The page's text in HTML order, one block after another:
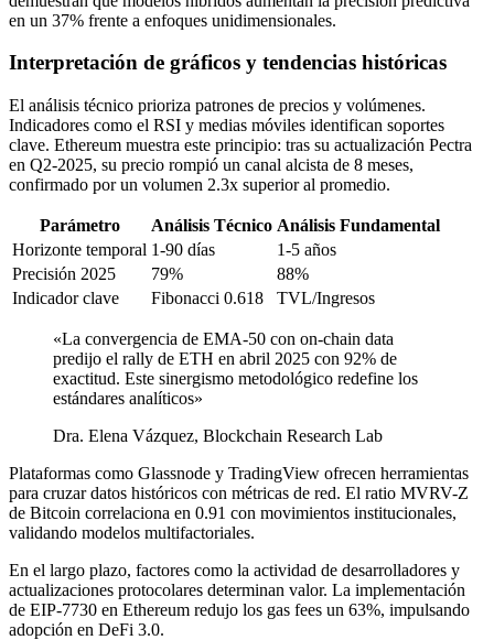
en un 37% frente a enfoques unidimensionales.
Interpretación de gráficos y tendencias históricas
El análisis técnico prioriza patrones de precios y volúmenes.
Indicadores como el RSI y medias móviles identifican soportes
clave. Ethereum muestra este principio: tras su actualización Pectra
en Q2-2025, su precio rompió un canal alcista de 8 meses,
confirmado por un volumen 2.3x superior al promedio.
Parámetro Análisis Técnico Análisis Fundamental
Horizonte temporal 1-90 días
1-5 años
Precisión 2025
79%
88%
Indicador clave
Fibonacci 0.618 TVL/Ingresos
«La convergencia de EMA-50 con on-chain data
predijo el rally de ETH en abril 2025 con 92% de
exactitud. Este sinergismo metodológico redefine los
estándares analíticos»
Dra. Elena Vázquez, Blockchain Research Lab
Plataformas como Glassnode y TradingView ofrecen herramientas
para cruzar datos históricos con métricas de red. El ratio MVRV-Z
de Bitcoin correlaciona en 0.91 con movimientos institucionales,
validando modelos multifactoriales.
En el largo plazo, factores como la actividad de desarrolladores y
actualizaciones protocolares determinan valor. La implementación
de EIP-7730 en Ethereum redujo los gas fees un 63%, impulsando
adopción en DeFi 3.0.